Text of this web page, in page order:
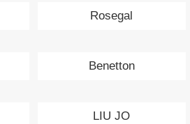
Rosegal
Benetton
LIU JO